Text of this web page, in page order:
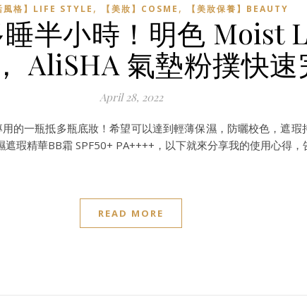
風格】LIFE STYLE , 【美妝】COSME , 【美妝保養】BEAUTY
睡半小時！明色 Moist
AliSHA 氣墊粉撲快速
April 28, 2022
的一瓶抵多瓶底妝！希望可以達到輕薄保濕，防曬校色，遮瑕
瑕精華BB霜 SPF50+ PA++++，以下就來分享我的使用心得，
READ MORE